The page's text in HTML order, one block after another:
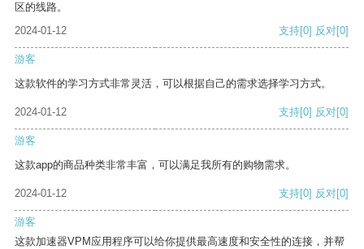
区的线路。
2024-01-12
支持[0] 反对[0]
游客
这款软件的学习方式非常灵活，可以根据自己的需求选择学习方式。
2024-01-12 支持[0] 反对[0]
游客
这款app的商品种类非常丰富，可以满足我所有的购物需求。
2024-01-12 支持[0] 反对[0]
游客
这款加速器VPM应用程序可以给你提供最高速度和安全性的连接，并帮